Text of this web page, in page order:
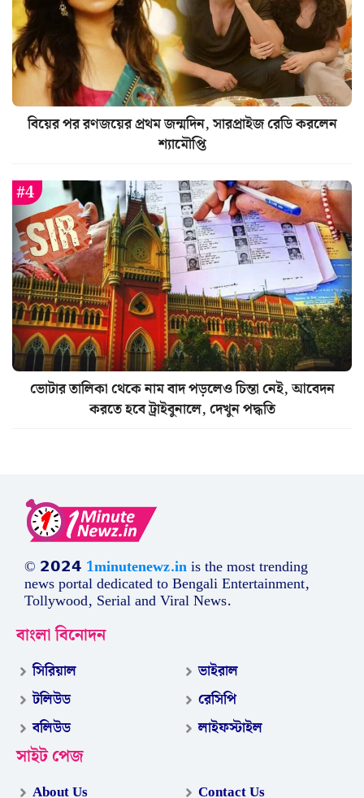
বিয়ের পর রণজয়ের প্রথম জন্মদিন, সারপ্রাইজ রেডি করলেন
শ্যামৌপ্তি
ভোটার তালিকা থেকে নাম বাদ পড়লেও চিন্তা নেই, আবেদন
করতে হবে ট্রাইবুনালে, দেখুন পদ্ধতি
© 𝟮𝟬𝟮𝟰 1minutenewz.inis the most trending
news portal dedicated to Bengali Entertainment,
Tollywood, Serial and Viral News.
বাংলা বিনোদন
সিরিয়াল
টলিউড
বলিউড
ভাইরাল
রেসিপি
লাইফস্টাইল
সাইট পেজ
About Us Contact Us